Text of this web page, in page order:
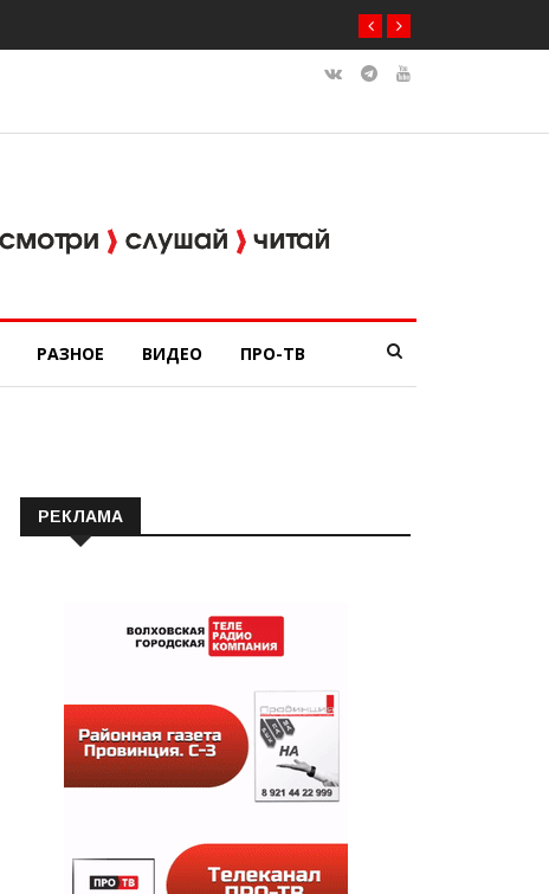
РАЗНОЕ ВИДЕО ПРО-ТВ
РЕКЛАМА